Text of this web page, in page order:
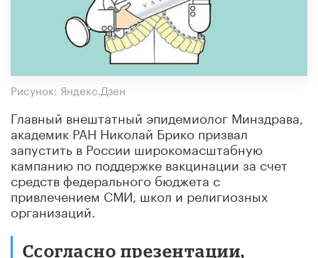
Рисунок: Яндекс.Дзен
Главный внештатный эпидемиолог Минздрава,
академик РАН Николай Брико призвал
запустить в России широкомасштабную
кампанию по поддержке вакцинации за счет
средств федерального бюджета с
привлечением СМИ, школ и религиозных
организаций.
Ссогласно презентации,